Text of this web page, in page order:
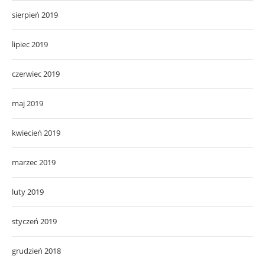
sierpień 2019
lipiec 2019
czerwiec 2019
maj 2019
kwiecień 2019
marzec 2019
luty 2019
styczeń 2019
grudzień 2018